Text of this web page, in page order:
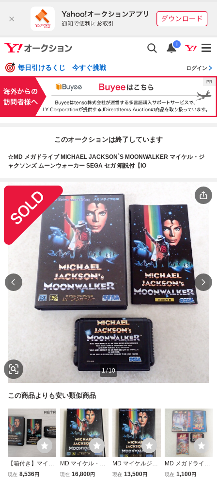
i
毎日引けるくじ 今すぐ挑戦 ログイン
このオークションは終了しています
☆MD メガドライブ MICHAEL JACKSON`S MOONWALKER マイケル・ジ
ャクソンズ ムーンウォーカー SEGA セガ 箱説付【IO
1/10
この商品よりも安い類似商品
【箱付き】マイケ
ルジャクソンズ ム
現在 8,536円
MD マイケル・ジ
ャクソンズ ムーン
現在 16,800円
MD マイケルジャ
クソンズ ムーンウ
現在 13,500円
MD メガドライブ
GOLDEN AXE ゴ
現在 1,100円